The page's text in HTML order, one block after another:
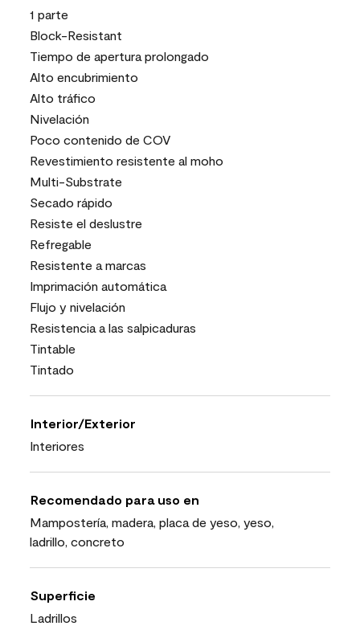
1 parte
Block-Resistant
Tiempo de apertura prolongado
Alto encubrimiento
Alto tráfico
Nivelación
Poco contenido de COV
Revestimiento resistente al moho
Multi-Substrate
Secado rápido
Resiste el deslustre
Refregable
Resistente a marcas
Imprimación automática
Flujo y nivelación
Resistencia a las salpicaduras
Tintable
Tintado
Interior/Exterior
Interiores
Recomendado para uso en
Mampostería, madera, placa de yeso, yeso,
ladrillo, concreto
Superficie
Ladrillos